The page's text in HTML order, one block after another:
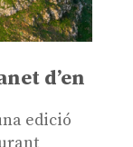
d’en
edició